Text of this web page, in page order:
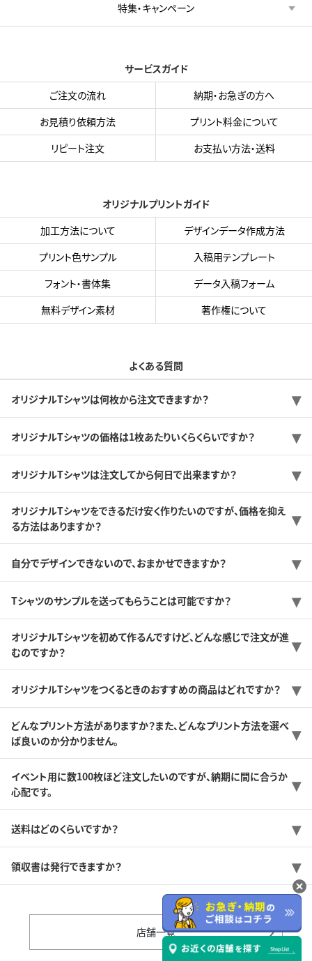
特集・キャンペーン
サービスガイド
ご注文の流れ
納期・お急ぎの方へ
お見積り依頼方法
プリント料金について
リピート注文
お支払い方法・送料
オリジナルプリントガイド
加工方法について
デザインデータ作成方法
プリント色サンプル
入稿用テンプレート
フォント・書体集
データ入稿フォーム
無料デザイン素材
著作権について
よくある質問
オリジナルTシャツは何枚から注文できますか？
オリジナルTシャツの価格は1枚あたりいくらくらいですか？
オリジナルTシャツは注文してから何日で出来ますか？
オリジナルTシャツをできるだけ安く作りたいのですが、価格を抑え
る方法はありますか？
自分でデザインできないので、おまかせできますか？
Tシャツのサンプルを送ってもらうことは可能ですか？
オリジナルTシャツを初めて作るんですけど、どんな感じで注文が進
むのですか？
オリジナルTシャツをつくるときのおすすめの商品はどれですか？
どんなプリント方法がありますか？また、どんなプリント方法を選べ
ば良いのか分かりません。
イベント用に数100枚ほど注文したいのですが、納期に間に合うか
心配です。
送料はどのくらいですか？
領収書は発行できますか？
店舗一覧